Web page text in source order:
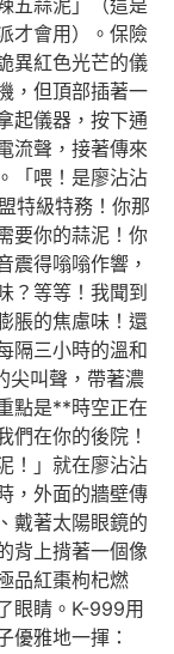
五蒜泥」（這是
才會用）。保險
異紅色光芒的儀
，但頂部插著一
起儀器，按下通
流聲，接著傳來
「喂！是廖沾沾
特級特務！你那
要你的蒜泥！你
震得嗡嗡作響，
？等等！我聞到
脹的焦慮味！還
隔三小時的溫和
尖叫聲，帶著濃
點是**時空正在
們在你的後院！
！」就在廖沾沾
，外面的牆壁傳
戴著太陽眼鏡的
背上揹著一個像
品紅棗枸杞燃
眼睛。K-999用
優雅地一揮：